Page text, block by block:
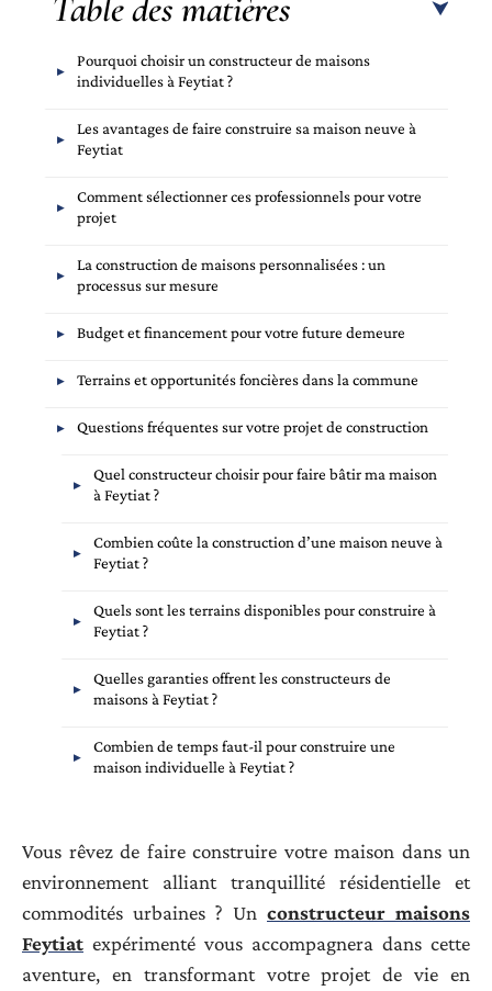
Table des matières
Pourquoi choisir un constructeur de maisons
individuelles à Feytiat ?
Les avantages de faire construire sa maison neuve à
Feytiat
Comment sélectionner ces professionnels pour votre
projet
La construction de maisons personnalisées : un
processus sur mesure
Budget et financement pour votre future demeure
Terrains et opportunités foncières dans la commune
Questions fréquentes sur votre projet de construction
Quel constructeur choisir pour faire bâtir ma maison
à Feytiat ?
Combien coûte la construction d’une maison neuve à
Feytiat ?
Quels sont les terrains disponibles pour construire à
Feytiat ?
Quelles garanties offrent les constructeurs de
maisons à Feytiat ?
Combien de temps faut-il pour construire une
maison individuelle à Feytiat ?
Vous rêvez de faire construire votre maison dans un
environnement alliant tranquillité résidentielle et
commodités urbaines ? Un constructeur maisons
Feytiat expérimenté vous accompagnera dans cette
aventure, en transformant votre projet de vie en